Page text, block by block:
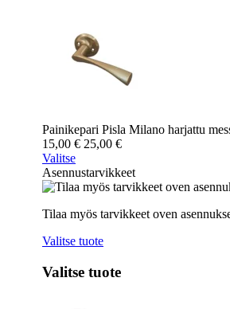
Painikepari Pisla Milano harjattu
15,00 € 25,00 €
Valitse
Asennustarvikkeet
Tilaa myös tarvikkeet oven
Valitse tuote
Valitse tuote